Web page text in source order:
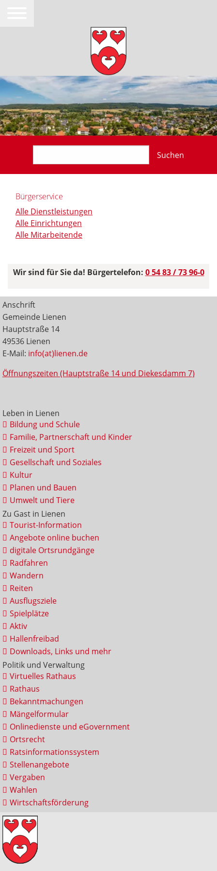
Suchen
Bürgerservice
Alle Dienstleistungen
Alle Einrichtungen
Alle Mitarbeitende
Wir sind für Sie da! Bürgertelefon: 0 54 83 / 73 96-0
Anschrift
Gemeinde Lienen
Hauptstraße 14
49536 Lienen
E-Mail: info(at)lienen.de
Öffnungszeiten (Hauptstraße 14 und Diekesdamm 7)
Leben in Lienen
Bildung und Schule
Familie, Partnerschaft und Kinder
Freizeit und Sport
Gesellschaft und Soziales
Kultur
Planen und Bauen
Umwelt und Tiere
Zu Gast in Lienen
Tourist-Information
Angebote online buchen
digitale Ortsrundgänge
Radfahren
Wandern
Reiten
Ausflugsziele
Spielplätze
Aktiv
Hallenfreibad
Downloads, Links und mehr
Politik und Verwaltung
Virtuelles Rathaus
Rathaus
Bekanntmachungen
Mängelformular
Onlinedienste und eGovernment
Ortsrecht
Ratsinformationssystem
Stellenangebote
Vergaben
Wahlen
Wirtschaftsförderung